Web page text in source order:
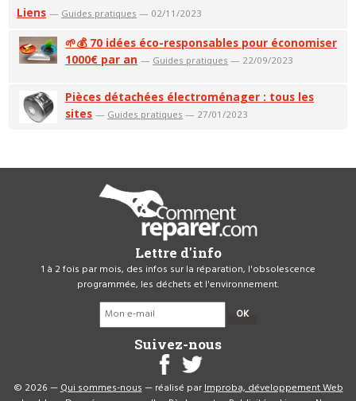
Liens — Guides pratiques — 02/11/2023
🌱💰 70 idées éco-responsables pour économiser
1000€ par an — Guides pratiques — 22/09/2023
Pièces détachées électroménager : tous les
sites — Guides pratiques — 27/01/2023
Lettre d'info
1 à 2 fois par mois, des infos sur la réparation, l'obsolescence
programmée, les déchets et l'environnement.
OK
Suivez-nous
© 2026 —Qui sommes-nous— réalisé parImproba, développement Web